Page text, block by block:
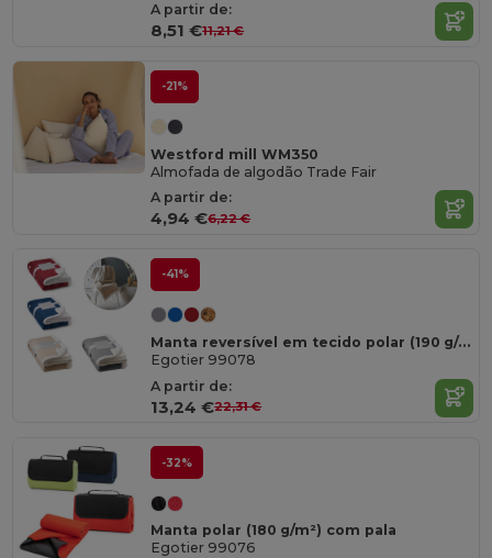
A partir de:
8,51 €11,21 €
-21%
Westford mill WM350
Almofada de algodão Trade Fair
A partir de:
4,94 €6,22 €
-41%
Manta reversível em tecido polar (190 g/m²) com fita em cetim e cartão personalizável
Egotier 99078
A partir de:
13,24 €22,31 €
-32%
Manta polar (180 g/m²) com pala
Egotier 99076